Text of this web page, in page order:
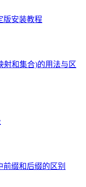
版安装教程
射和集合)的用法与区
前缀和后缀的区别